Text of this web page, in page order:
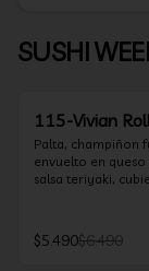
SUSHI
115-Vivian
Palta, champiñon
envuelto en
salsa teriyaki,
$5.490$6.490